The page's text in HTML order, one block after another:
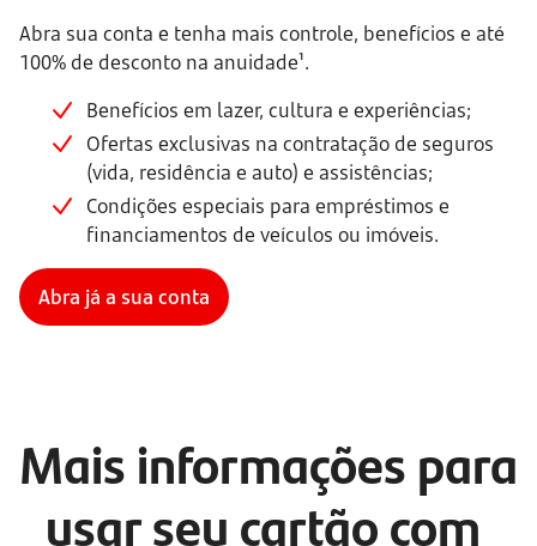
Abra sua conta e tenha mais controle, benefícios e até
100% de desconto na anuidade¹.
Benefícios em lazer, cultura e experiências;
Ofertas exclusivas na contratação de seguros
(vida, residência e auto) e assistências;
Condições especiais para empréstimos e
financiamentos de veículos ou imóveis.
Abra já a sua conta
Mais informações para
usar seu cartão com